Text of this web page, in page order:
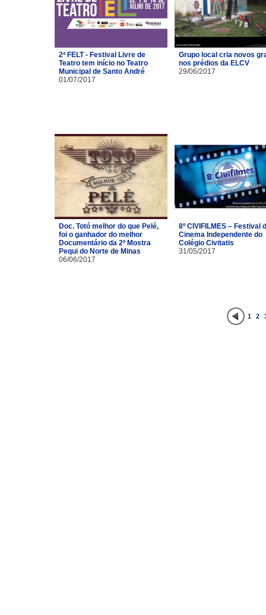
2ª FELT - Festival Livre de
Teatro tem início no Teatro
Municipal de Santo André
01/07/2017
Grupo local cria novos
nos prédios da ELCV
29/06/2017
Doc. Totó melhor do que Pelé,
foi o ganhador do melhor
Documentário da 2º Mostra
Pequi do Norte de Minas
06/06/2017
8º CIVIFILMES – Festival
Cinema Independente do
Colégio Civitatis
31/05/2017
1 2